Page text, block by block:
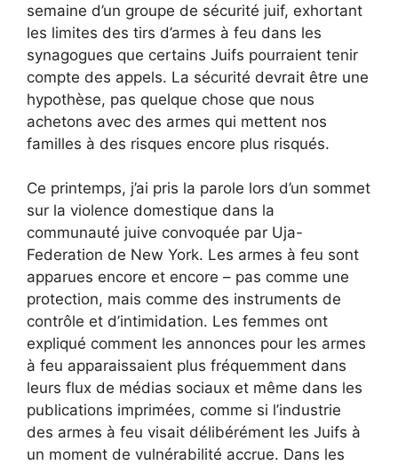
semaine d’un groupe de sécurité juif, exhortant
les limites des tirs d’armes à feu dans les
synagogues que certains Juifs pourraient tenir
compte des appels. La sécurité devrait être une
hypothèse, pas quelque chose que nous
achetons avec des armes qui mettent nos
familles à des risques encore plus risqués.
Ce printemps, j’ai pris la parole lors d’un sommet
sur la violence domestique dans la
communauté juive convoquée par Uja-
Federation de New York. Les armes à feu sont
apparues encore et encore – pas comme une
protection, mais comme des instruments de
contrôle et d’intimidation. Les femmes ont
expliqué comment les annonces pour les armes
à feu apparaissaient plus fréquemment dans
leurs flux de médias sociaux et même dans les
publications imprimées, comme si l’industrie
des armes à feu visait délibérément les Juifs à
un moment de vulnérabilité accrue. Dans les